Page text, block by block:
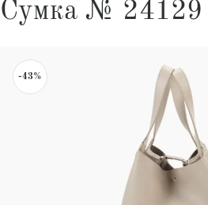
Сумка № 24129
-43%